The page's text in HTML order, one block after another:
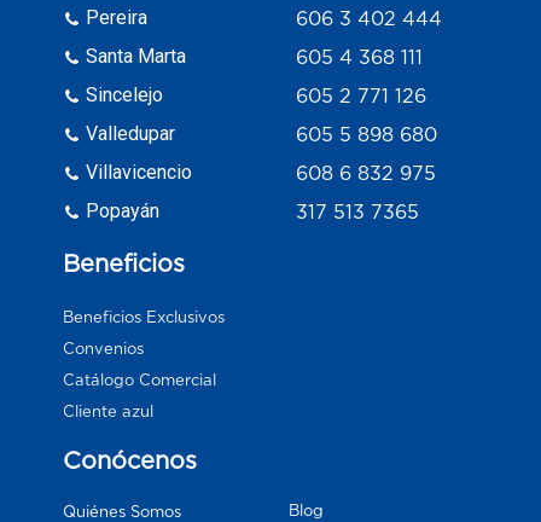
Pereira
Santa Marta
Sincelejo
Valledupar
Villavicencio
Popayán
606 3 402 444
605 4 368 111
605 2 771 126
605 5 898 680
608 6 832 975
317 513 7365
Beneficios
Beneficios Exclusivos
Convenios
Catálogo Comercial
Cliente azul
Conócenos
Quiénes Somos
Blog